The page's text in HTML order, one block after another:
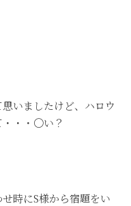
いましたけど、ハロウ
・・〇い？
時にS様から宿題をい